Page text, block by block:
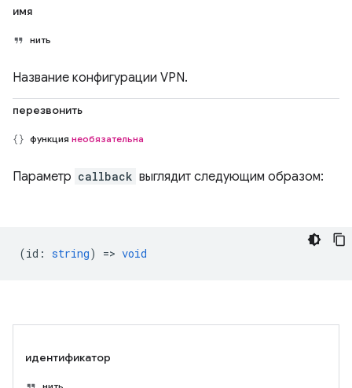
имя
нить
Название конфигурации VPN.
перезвонить
функция необязательна
Параметр callback выглядит следующим образом:
(id : string) => void
идентификатор